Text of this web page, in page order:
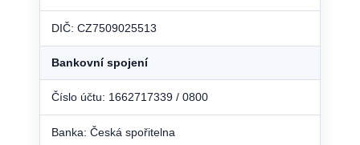
DIČ: CZ7509025513
Bankovní spojení
Číslo účtu: 1662717339 / 0800
Banka: Česká spořitelna